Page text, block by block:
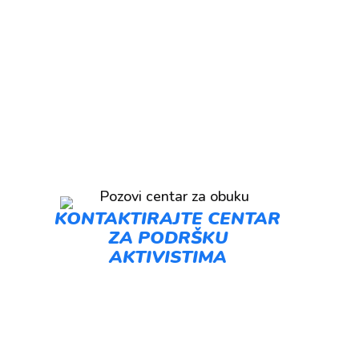
KONTAKTIRAJTE CENTAR
ZA PODRŠKU
AKTIVISTIMA